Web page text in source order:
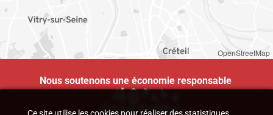
OpenStreetMap
Nous soutenons une économie responsable